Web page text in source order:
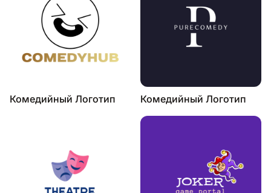
Комедийный Логотип Комедийный Логотип